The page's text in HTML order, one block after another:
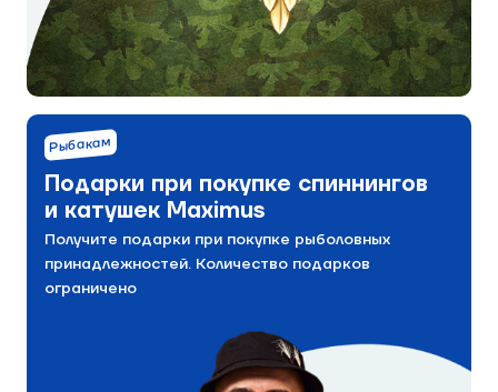
Рыбакам
Подарки при покупке спиннингов
и катушек Maximus
Получите подарки при покупке рыболовных
принадлежностей. Количество подарков
ограничено